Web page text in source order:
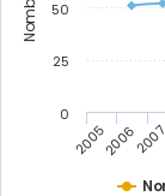
20052006
0
25
50